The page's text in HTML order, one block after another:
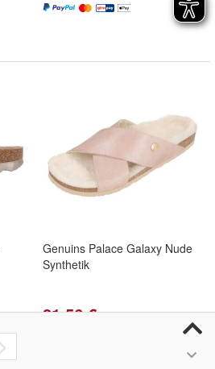
Genuins Palace Galaxy Nude
Synthetik
21,56 €